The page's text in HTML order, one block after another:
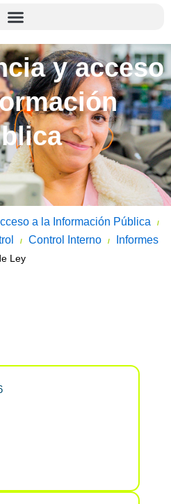
y acceso
a la Información Pública /
/ Control Interno /
Informes
Ley